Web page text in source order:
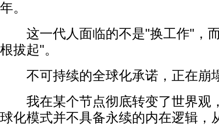
年。
这一代人面临的不是"换工作"，
根拔起"。
不可持续的全球化承诺，正在崩
我在某个节点彻底转变了世界观
球化模式并不具备永续的内在逻辑，